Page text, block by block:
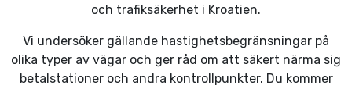
och trafiksäkerhet i Kroatien.
Vi undersöker gällande hastighetsbegränsningar på
olika typer av vägar och ger råd om att säkert närma sig
betalstationer och andra kontrollpunkter. Du kommer